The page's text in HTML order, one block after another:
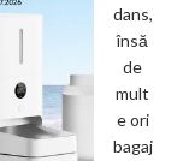
dans,
însă
de
mult
e ori
bagaj